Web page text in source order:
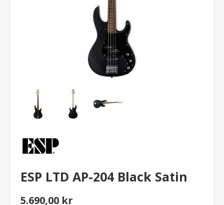
ESP LTD AP-204 Black Satin
5.690,00 kr